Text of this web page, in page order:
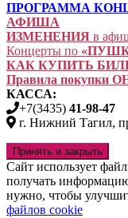
ПРОГРАММА
АФИША
ИЗМЕНЕНИЯ в
Концерты по
КАК КУПИТЬ
Правила покупки
КАССА:
+7(3435) 41-98-47
г. Нижний Тагил,
Сайт использует
получать
нужно, чтобы
файлов cookie